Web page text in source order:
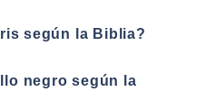
según la Biblia?
negro según la